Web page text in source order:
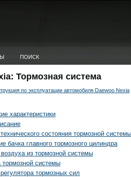
ПОИСК
Тормозная система
по эксплуатации автомобиля Daewoo Nexia
характеристики
состояния тормозной системы
бачка главного тормозного цилиндра
из тормозной системы
тормозной системы
тормозных сил